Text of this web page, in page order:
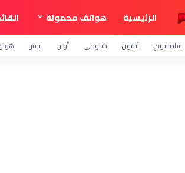
الرئيسية هواتف محمولة
سامسونج آيفون شاومي أوبو فيفو